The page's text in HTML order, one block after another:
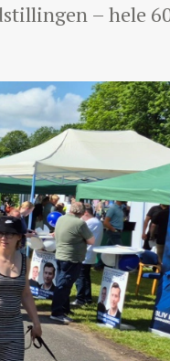
– hele